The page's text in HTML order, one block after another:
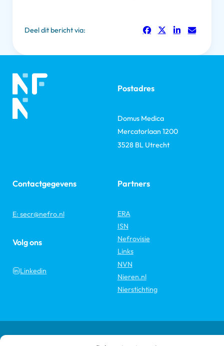
Deel dit bericht via:
Postadres
Domus Medica
Mercatorlaan 1200
3528 BL Utrecht
Contactgegevens
E: secr@nefro.nl
Volg ons
Linkedin
Partners
ERA
ISN
Nefrovisie
Links
NVN
Nieren.nl
Nierstichting